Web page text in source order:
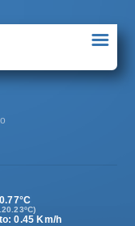
☰
°C
0.45 Km/h